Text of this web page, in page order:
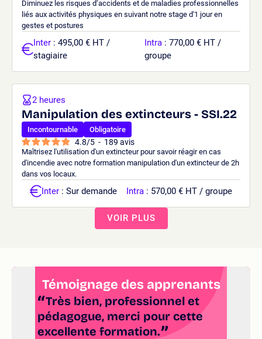
Diminuez les risques d’accidents et de maladies professionnelles
liés aux activités physiques en suivant notre stage d'1 jour en
gestes et postures
Inter : 495,00 € HT /
stagiaire
Intra : 770,00 € HT /
groupe
Manipulation des extincteurs - SSI.22
Incontournable Obligatoire
4.8/5 - 189 avis
Maîtrisez l'utilisation d'un extincteur pour savoir réagir en cas
d'incendie avec notre formation manipulation d'un extincteur de 2h
dans vos locaux.
2 heures
Inter : Sur demande Intra : 570,00 € HT / groupe
VOIR PLUS
Témoignage des apprenants
Très bien, professionnel et
pédagogue, merci pour cette
excellente formation.